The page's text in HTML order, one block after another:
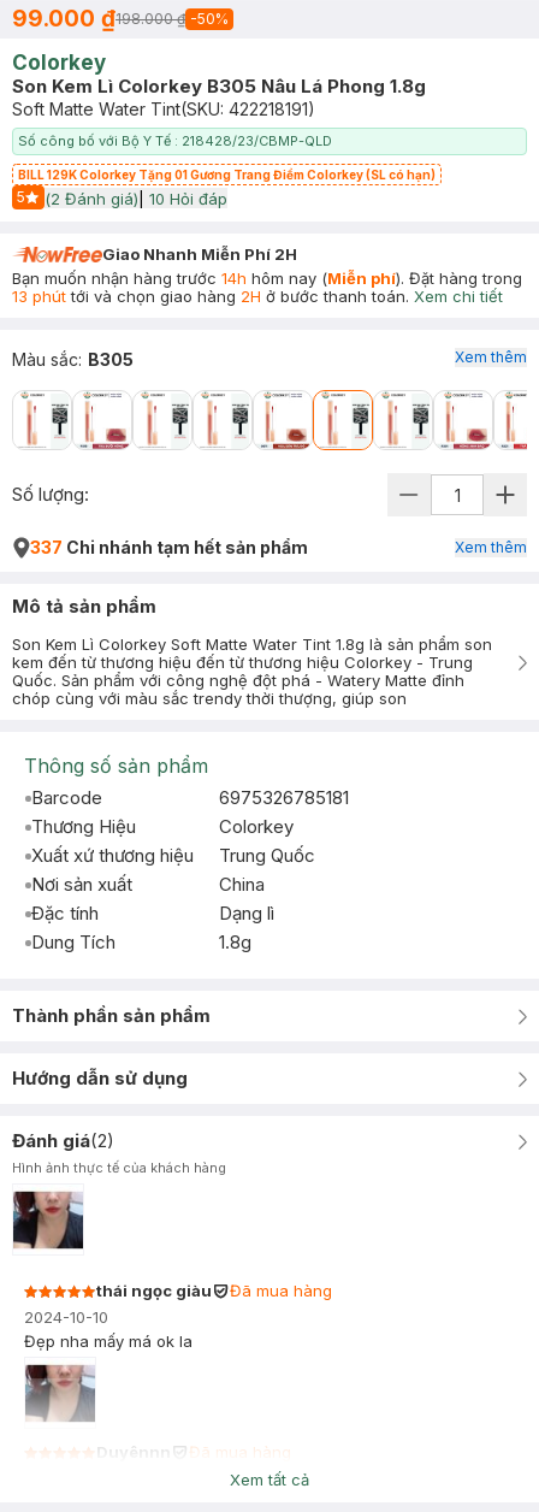
99.000 ₫198.000 ₫ -50%
Colorkey
Son Kem Lì Colorkey B305 Nâu Lá Phong 1.8g
Soft Matte Water Tint(SKU: 422218191)
Số công bố với Bộ Y Tế : 218428/23/CBMP-QLD
BILL 129K Colorkey Tặng 01 Gương Trang Điểm Colorkey (SL có hạn)
5
Start Icon
(2 Đánh giá) 10 Hỏi đáp
Giao Nhanh Miễn Phí 2H
Bạn muốn nhận hàng trước 14h hôm nay (Miễn phí). Đặt hàng trong
13 phúttới và chọn giao hàng 2H ở bước thanh toán. Xem chi tiết
Màu sắc: B305 Xem thêm
Số lượng:
337 Chi nhánh tạm hết sản phẩm Xem thêm
Mô tả sản phẩm
Son Kem Lì Colorkey Soft Matte Water Tint 1.8g là sản phẩm son
kem đến từ thương hiệu đến từ thương hiệu Colorkey - Trung
Quốc. Sản phẩm với công nghệ đột phá - Watery Matte đỉnh
chóp cùng với màu sắc trendy thời thượng, giúp son
Thông số sản phẩm
Barcode
6975326785181
Thương Hiệu
Colorkey
Xuất xứ thương hiệu
Trung Quốc
Nơi sản xuất
China
Đặc tính
Dạng lì
Dung Tích
1.8g
Thành phần sản phẩm
Hướng dẫn sử dụng
Đánh giá(2)
Hình ảnh thực tế của khách hàng
thái ngọc giàu
Đã mua hàng
2024-10-10
Đẹp nha mấy má ok la
Duyênnn
Đã mua hàng
Xem tất cả